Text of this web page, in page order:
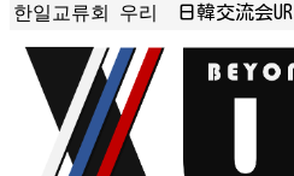
한일교류회 우리 日韓交流会URI